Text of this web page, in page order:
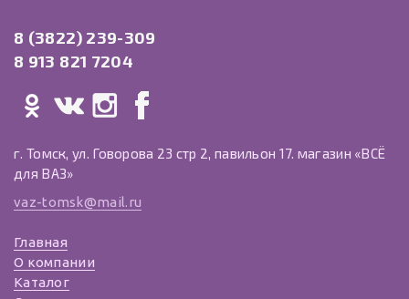
8 (3822) 239-309
8 913 821 7204
г. Томск, ул. Говорова 23 стр 2, павильон 17. магазин «ВСЁ
для ВАЗ»
vaz-tomsk@mail.ru
Главная
О компании
Каталог